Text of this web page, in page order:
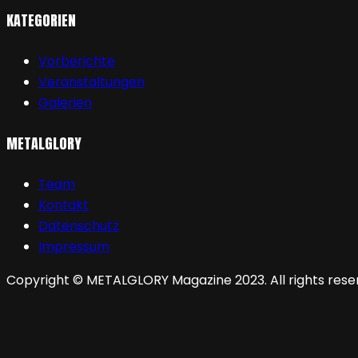
KATEGORIEN
Vorberichte
Veranstaltungen
Galerien
METALGLORY
Team
Kontakt
Datenschutz
Impressum
Copyright © METALGLORY Magazine 2023. All rights